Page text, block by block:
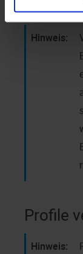
klicken.
Profile